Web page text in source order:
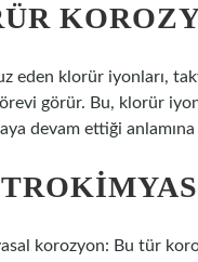
eden klorür iyonları,
görür. Bu, klorür
devam ettiği anlamına
korozyon: Bu tür